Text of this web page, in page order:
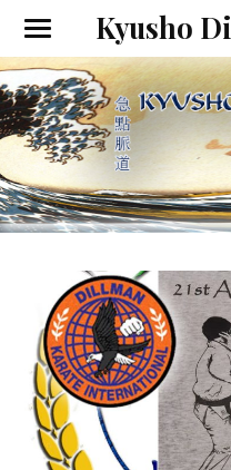
Kyusho